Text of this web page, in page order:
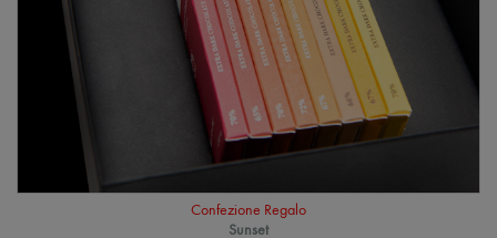
Confezione Regalo
Sunset